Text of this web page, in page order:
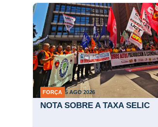
FORÇA 5 AGO 2026
NOTA SOBRE A TAXA SELIC